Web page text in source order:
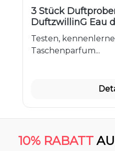
3 Stück
DuftzwillinG Eau
Testen,
Taschenparfum...
10% RABATT